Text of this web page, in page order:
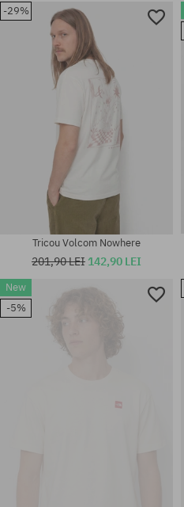
Mărimi existente:
Mărimi existente:
-29%
Tricou Volcom Nowhere
201,90 LEI 142,90 LEI
New
-5%